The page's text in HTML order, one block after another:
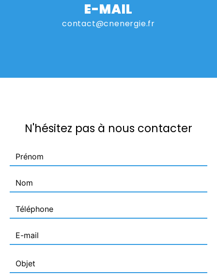
E-MAIL
contact@cnenergie.fr
N'hésitez pas à nous contacter